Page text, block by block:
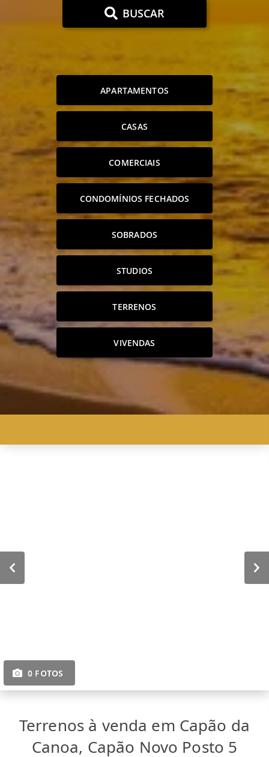
BUSCAR
APARTAMENTOS
CASAS
COMERCIAIS
CONDOMÍNIOS FECHADOS
SOBRADOS
STUDIOS
TERRENOS
VIVENDAS
0 FOTOS
Terrenos à venda em Capão da
Canoa, Capão Novo Posto 5